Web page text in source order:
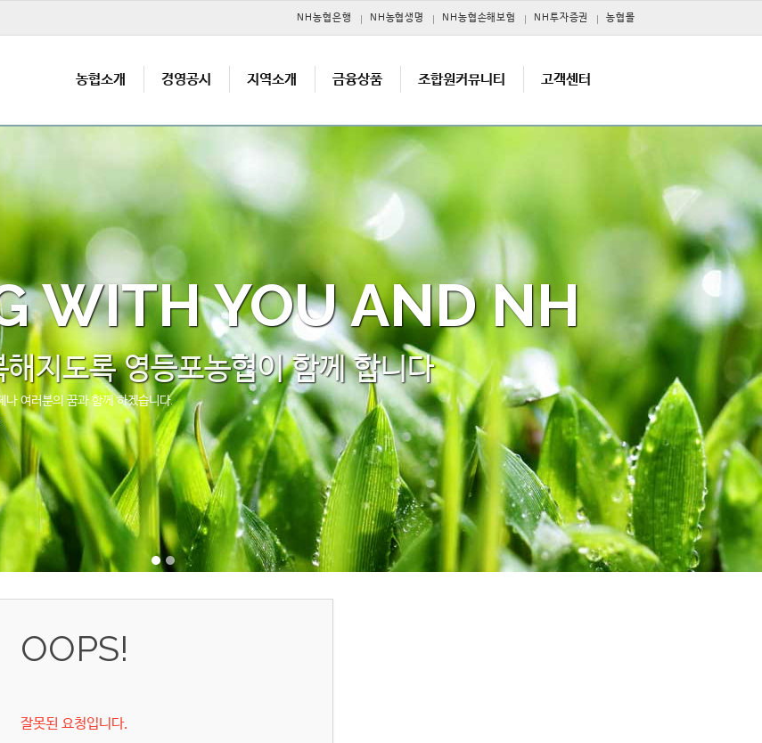
NH농협은행 NH농협생명 NH농협손해보험 NH투자증권 농협몰
농협소개 경영공시 지역소개 금융상품 조합원커뮤니티 고객센터
WITH YOU AND NH
지도록 영등포농협이 함께 합니다
나 여러분의 꿈과 함께 하겠습니다.
OOPS!
잘못된 요청입니다.